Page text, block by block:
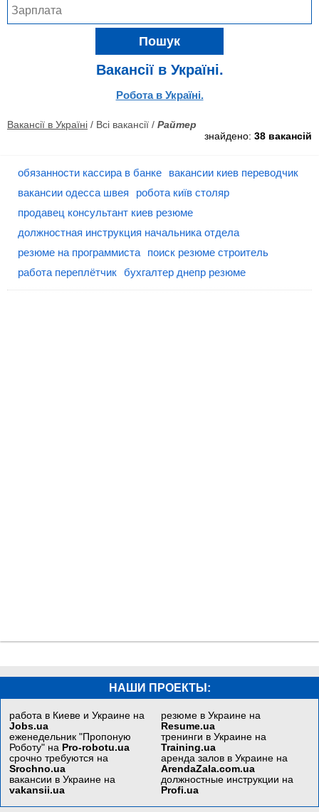
Пошук
Вакансії в Україні.
Робота в Україні.
Вакансії в Україні / Всі вакансії / Райтер
знайдено: 38 вакансій
обязанности кассира в банке
вакансии киев переводчик
вакансии одесса швея
робота київ столяр
продавец консультант киев резюме
должностная инструкция начальника отдела
резюме на программиста
поиск резюме строитель
работа переплётчик бухгалтер днепр резюме
НАШИ ПРОЕКТЫ:
работа в Киеве и Украине на
Jobs.ua
еженедельник "Пропоную
Роботу" на Pro-robotu.ua
срочно требуются на
Srochno.ua
вакансии в Украине на
vakansii.ua
резюме в Украине на
Resume.ua
тренинги в Украине на
Training.ua
аренда залов в Украине на
ArendaZala.com.ua
должностные инструкции на
Profi.ua